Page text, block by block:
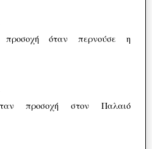
προσοχή όταν περνούσε η
προσοχή στον Παλαιό